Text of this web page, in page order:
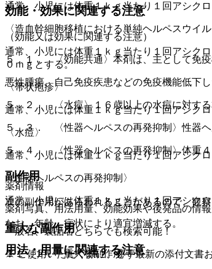
効能・効果に関連する注意
（効能又は効果に関連する注意）
５．１． 〈効能共通〉本剤は、主として免
悪性腫瘍、自己免疫疾患などの免疫機能低下
５．２． 〈水痘〉１６歳以上の水痘に対する
５．３． 〈性器ヘルペスの再発抑制〉性器
５．４． 〈性器ヘルペスの再発抑制〉体重
副作用
次の副作用があらわれることがあるので、観
重大な副作用
１１．１． 重大な副作用
通常、小児には体重１ｋｇ当たり１回アシク
〈造血幹細胞移植における単純ヘルペスウイ
通常、小児には体重１ｋｇ当たり１回アシク
０ｍｇとする。
〈帯状疱疹〉
通常、小児には体重１ｋｇ当たり１回アシク
〈水痘〉
通常、小児には体重１ｋｇ当たり１回アシク
〈性器ヘルペスの再発抑制〉
通常、小児には体重１ｋｇ当たり１回アシク
なお、年齢、症状により適宜増減する。
用法・用量に関連する注意
薬剤情報
薬剤写真、用法用量、効能効果や後発品の情
一般名、製品名どちらでも検索可能！
※ ご使用いただく際に、必ず最新の添付文書